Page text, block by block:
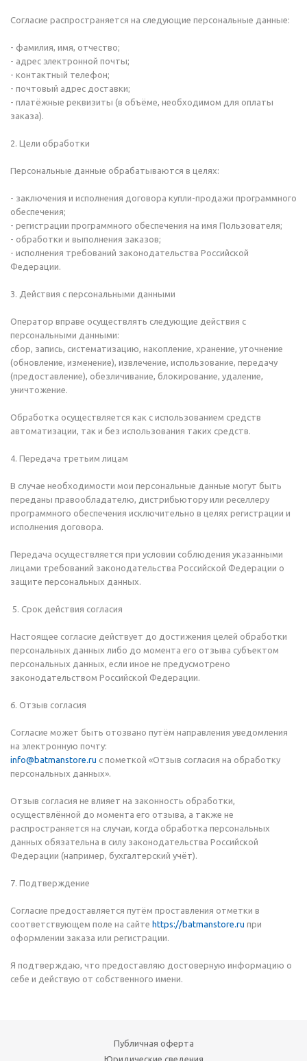
Согласие распространяется на следующие персональные данные:
- фамилия, имя, отчество;
- адрес электронной почты;
- контактный телефон;
- почтовый адрес доставки;
- платёжные реквизиты (в объёме, необходимом для оплаты
заказа).
2. Цели обработки
Персональные данные обрабатываются в целях:
- заключения и исполнения договора купли-продажи программного
обеспечения;
- регистрации программного обеспечения на имя Пользователя;
- обработки и выполнения заказов;
- исполнения требований законодательства Российской
Федерации.
3. Действия с персональными данными
Оператор вправе осуществлять следующие действия с
персональными данными:
сбор, запись, систематизацию, накопление, хранение, уточнение
(обновление, изменение), извлечение, использование, передачу
(предоставление), обезличивание, блокирование, удаление,
уничтожение.
Обработка осуществляется как с использованием средств
автоматизации, так и без использования таких средств.
4. Передача третьим лицам
В случае необходимости мои персональные данные могут быть
переданы правообладателю, дистрибьютору или реселлеру
программного обеспечения исключительно в целях регистрации и
исполнения договора.
Передача осуществляется при условии соблюдения указанными
лицами требований законодательства Российской Федерации о
защите персональных данных.
5. Срок действия согласия
Настоящее согласие действует до достижения целей обработки
персональных данных либо до момента его отзыва субъектом
персональных данных, если иное не предусмотрено
законодательством Российской Федерации.
6. Отзыв согласия
Согласие может быть отозвано путём направления уведомления
на электронную почту:
info@batmanstore.ru с пометкой «Отзыв согласия на обработку
персональных данных».
Отзыв согласия не влияет на законность обработки,
осуществлённой до момента его отзыва, а также не
распространяется на случаи, когда обработка персональных
данных обязательна в силу законодательства Российской
Федерации (например, бухгалтерский учёт).
7. Подтверждение
Согласие предоставляется путём проставления отметки в
соответствующем поле на сайте https://batmanstore.ru при
оформлении заказа или регистрации.
Я подтверждаю, что предоставляю достоверную информацию о
себе и действую от собственного имени.
Публичная оферта
Юридические сведения